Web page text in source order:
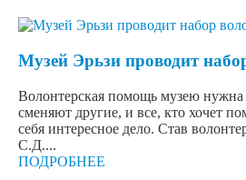
Музей Эрьзи проводит
Волонтерская помощь музею нужна
сменяют другие, и все, кто хочет
себя интересное дело. Став
С.Д....
ПОДРОБНЕЕ